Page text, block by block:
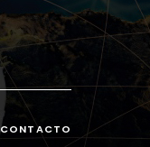
CONTACTO